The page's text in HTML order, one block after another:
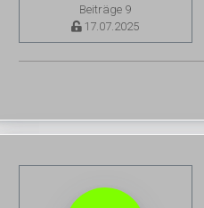
Beiträge 9
17.07.2025